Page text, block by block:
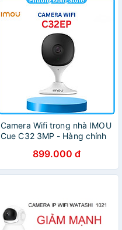
Camera Wifi trong nhà IMOU
Cue C32 3MP - Hàng chính
899.000 đ